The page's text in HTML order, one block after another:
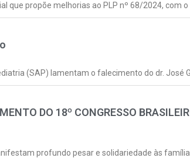
que propõe melhorias ao PLP nº 68/2024, com
(SAP) lamentam o falecimento do dr. José
DO 18º CONGRESSO
profundo pesar e solidariedade às